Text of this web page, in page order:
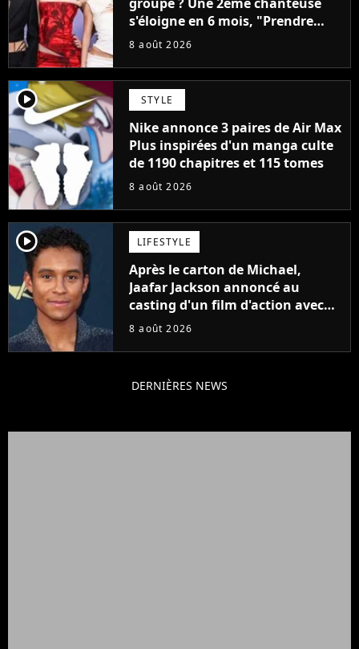
s'éloigne en 6 mois, "Prendre
cette décision n’a pas été facile"
8 août 2026
player2 STYLE
Nike annonce 3 paires de Air Max
Plus inspirées d'un manga culte
de 1190 chapitres et 115 tomes
8 août 2026
player2 LIFESTYLE
Après le carton de Michael,
Jaafar Jackson annoncé au
casting d'un film d'action avec
Will Smith
8 août 2026
DERNIÈRES NEWS